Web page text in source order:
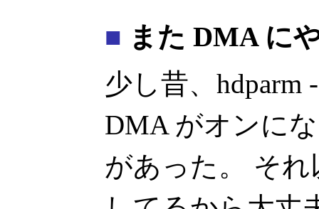
■ また DMA に
少し昔、hdparm
DMA がオンに
があった。 それ